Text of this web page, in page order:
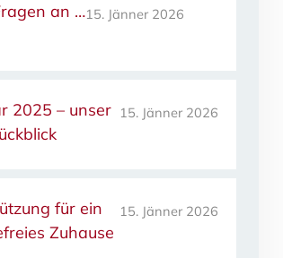
an …15. Jänner 2026
2025 – unser 15. Jänner 2026
für ein
Zuhause
15. Jänner 2026